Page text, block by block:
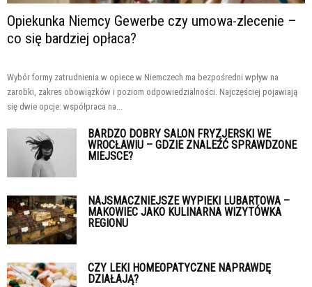
Opiekunka Niemcy Gewerbe czy umowa-zlecenie –
co się bardziej opłaca?
Wybór formy zatrudnienia w opiece w Niemczech ma bezpośredni wpływ na
zarobki, zakres obowiązków i poziom odpowiedzialności. Najczęściej pojawiają
się dwie opcje: współpraca na...
BARDZO DOBRY SALON FRYZJERSKI WE
WROCŁAWIU – GDZIE ZNALEŹĆ SPRAWDZONE
MIEJSCE?
NAJSMACZNIEJSZE WYPIEKI LUBARTOWA –
MAKOWIEC JAKO KULINARNA WIZYTÓWKA
REGIONU
CZY LEKI HOMEOPATYCZNE NAPRAWDĘ
DZIAŁAJĄ?